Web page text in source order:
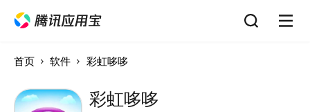
首页 软件 彩虹哆哆
彩虹哆哆